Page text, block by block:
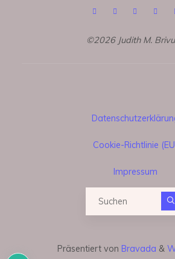
©2026 Judith M.
Cookie-Richtlinie
Impressum
Präsentiert von Bravada &